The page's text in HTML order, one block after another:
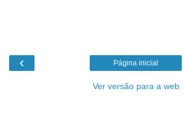
‹ Página inicial
Ver versão para a web